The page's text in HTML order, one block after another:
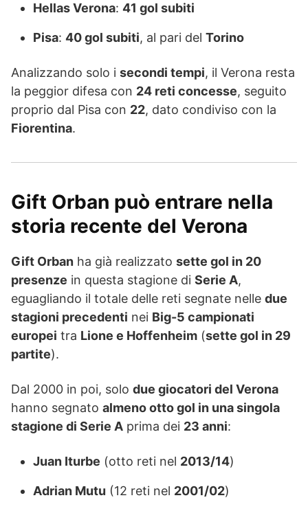
Hellas Verona: 41 gol subiti
Pisa: 40 gol subiti, al pari del Torino
Analizzando solo i secondi tempi, il Verona resta
la peggior difesa con 24 reti concesse, seguito
proprio dal Pisa con 22, dato condiviso con la
Fiorentina.
Gift Orban può entrare nella
storia recente del Verona
Gift Orban ha già realizzato sette gol in 20
presenze in questa stagione di Serie A,
eguagliando il totale delle reti segnate nelle due
stagioni precedenti nei Big-5 campionati
europei tra Lione e Hoffenheim (sette gol in 29
partite).
Dal 2000 in poi, solo due giocatori del Verona
hanno segnato almeno otto gol in una singola
stagione di Serie A prima dei 23 anni:
Juan Iturbe (otto reti nel 2013/14)
Adrian Mutu (12 reti nel 2001/02)